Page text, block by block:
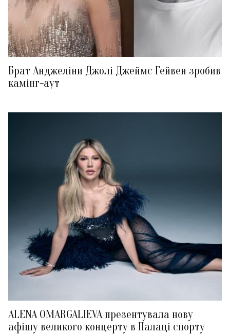
Брат Анджеліни Джолі Джеймс Гейвен зробив
камінг-аут
ALENA OMARGALIEVA презентувала нову
афішу великого концерту в Палаці спорту